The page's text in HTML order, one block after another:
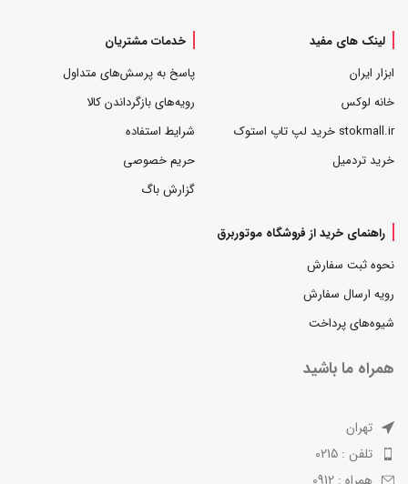
لینک های مفید
ابزار ایران
خانه لوکس
stokmall.ir خرید لپ تاپ استوک
خرید تردمیل
خدمات مشتریان
پاسخ به پرسش‌های متداول
رویه‌های بازگرداندن کالا
شرایط استفاده
حریم خصوصی
گزارش باگ
راهنمای خرید از فروشگاه موتوربرق
نحوه ثبت سفارش
رویه ارسال سفارش
شیوه‌های پرداخت
همراه ما باشید
تهران
تلفن : 0215